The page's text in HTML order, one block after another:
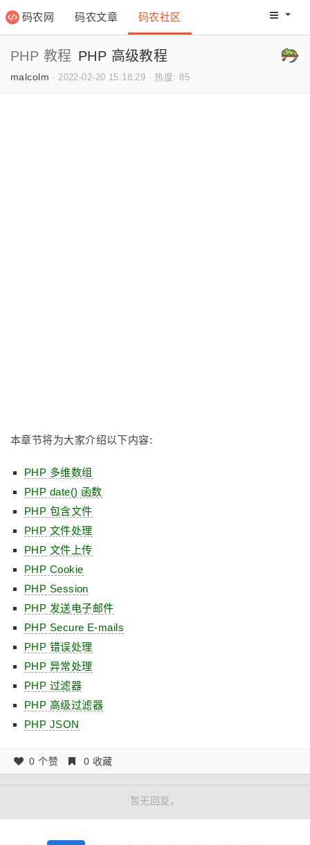
码农网 码农文章 码农社区 码农网
PHP 教程 PHP 高级教程
malcolm ·2022-02-20 15:18:29 · 热度: 85
本章节将为大家介绍以下内容:
PHP 多维数组
PHP date() 函数
PHP 包含文件
PHP 文件处理
PHP 文件上传
PHP Cookie
PHP Session
PHP 发送电子邮件
PHP Secure E-mails
PHP 错误处理
PHP 异常处理
PHP 过滤器
PHP 高级过滤器
PHP JSON
0 个赞 0 收藏
暂无回复。